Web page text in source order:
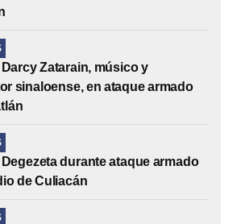
Darcy Zatarain, músico y
sinaloense, en ataque armado
Degezeta durante ataque armado
de Culiacán